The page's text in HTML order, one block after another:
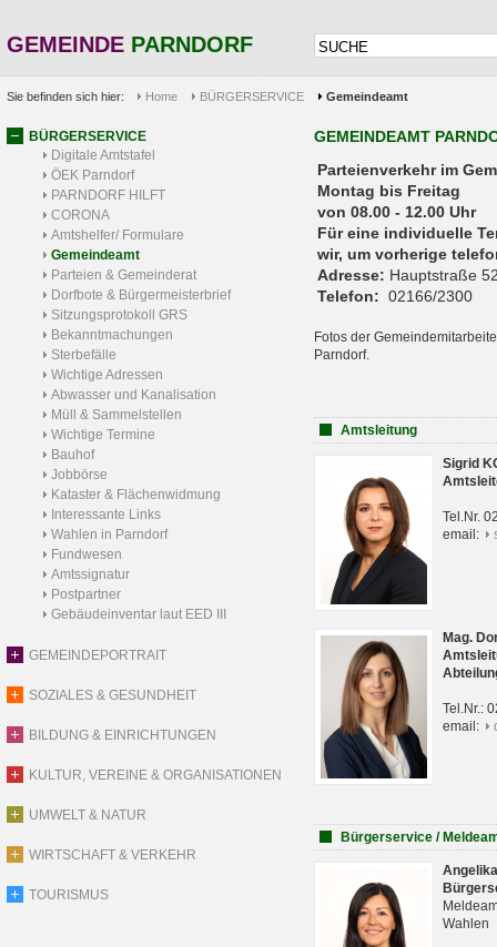
GEMEINDE PARNDORF
Sie befinden sich hier: Home BÜRGERSERVICE Gemeindeamt
BÜRGERSERVICE
Digitale Amtstafel
ÖEK Parndorf
PARNDORF HILFT
CORONA
Amtshelfer/ Formulare
Gemeindeamt
Parteien & Gemeinderat
Dorfbote & Bürgermeisterbrief
Sitzungsprotokoll GRS
Bekanntmachungen
Sterbefälle
Wichtige Adressen
Abwasser und Kanalisation
Müll & Sammelstellen
Wichtige Termine
Bauhof
Jobbörse
Kataster & Flächenwidmung
Interessante Links
Wahlen in Parndorf
Fundwesen
Amtssignatur
Postpartner
Gebäudeinventar laut EED III
GEMEINDEPORTRAIT
SOZIALES & GESUNDHEIT
BILDUNG & EINRICHTUNGEN
KULTUR, VEREINE & ORGANISATIONEN
UMWELT & NATUR
WIRTSCHAFT & VERKEHR
TOURISMUS
GEMEINDEAMT
Parteienverkehr
Montag bis Freitag
von 08.00 - 12.00 Uhr
Für eine individuelle
wir, um vorherige
Adresse: Hauptstraße
Telefon: 02166/2300
Fotos der
Parndorf.
Amtsleitung
Sigrid
Tel.Nr.
email:
Mag.
Tel.Nr.:
email:
Bürgerservice /
Wahlen